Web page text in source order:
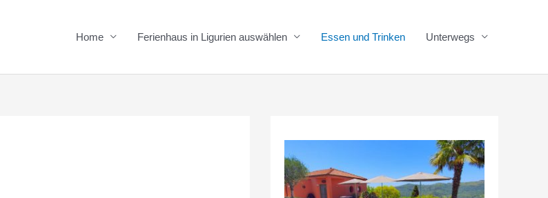
Home Ferienhaus in Ligurien auswählen Essen und Trinken Unterwegs